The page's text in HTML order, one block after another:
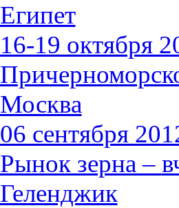
Египет
16-19 октября
Москва
06 сентября
Рынок зерна –
Геленджик